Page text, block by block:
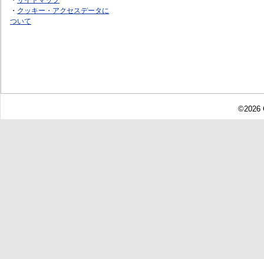
・ クッキー・アクセスデータに
ついて
©2026